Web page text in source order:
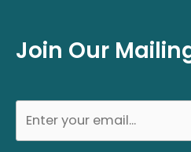
Join Our